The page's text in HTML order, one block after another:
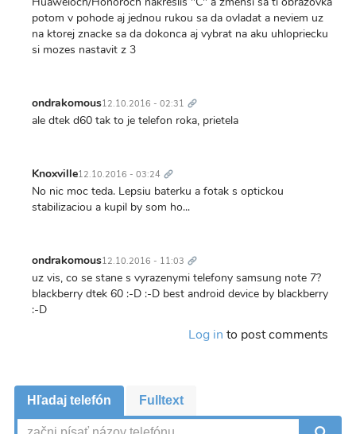
potom v pohode aj jednou rukou sa da ovladat a neviem uz
na ktorej znacke sa da dokonca aj vybrat na aku uhlopriecku
si mozes nastavit z 3
ondrakomous12.10.2016 - 02:31 odkaz
ale dtek d60 tak to je telefon roka, prietela
Knoxville12.10.2016 - 03:24 odkaz
No nic moc teda. Lepsiu baterku a fotak s optickou
stabilizaciou a kupil by som ho...
ondrakomous12.10.2016 - 11:03 odkaz
uz vis, co se stane s vyrazenymi telefony samsung note 7?
blackberry dtek 60 :-D :-D best android device by blackberry
:-D
Log in to post comments
Hľadaj telefón Fulltext